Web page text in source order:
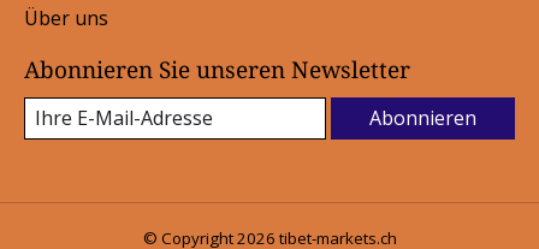
Über uns
Abonnieren Sie unseren Newsletter
Abonnieren
© Copyright 2026 tibet-markets.ch